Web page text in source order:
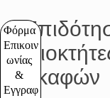
Φόρμα
Επικοιν
ωνίας
&
Εγγραφ
σκαφών